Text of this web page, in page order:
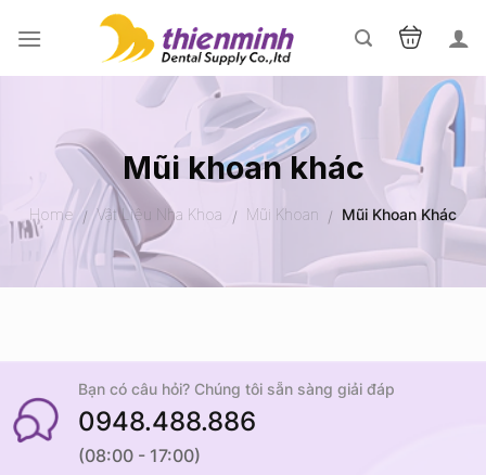
Mũi khoan khác
Home / Vật Liệu Nha Khoa / Mũi Khoan / Mũi Khoan Khác
Bạn có câu hỏi? Chúng tôi sẵn sàng giải đáp
0948.488.886
(08:00 - 17:00)